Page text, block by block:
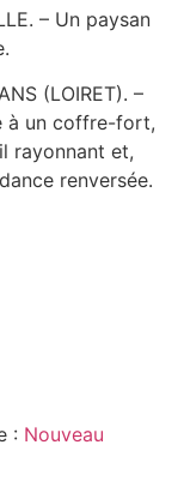
– Un paysan
(LOIRET). –
à un coffre-fort,
rayonnant et,
renversée.
: Nouveau